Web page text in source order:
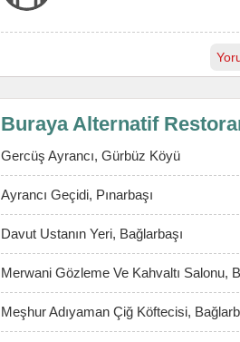
Buraya Alternatif
Gercüş Ayrancı, Gürbüz Köyü
Ayrancı Geçidi, Pınarbaşı
Davut Ustanın Yeri, Bağlarbaşı
Merwani Gözleme Ve Kahvaltı Salonu,
Meşhur Adıyaman Çiğ Köftecisi,